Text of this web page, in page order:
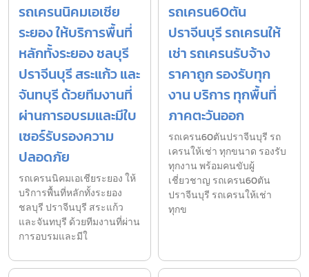
รถเครนนิคมเอเชีย
ระยอง ให้บริการพื้นที่
หลักทั้งระยอง ชลบุรี
ปราจีนบุรี สระแก้ว และ
จันทบุรี ด้วยทีมงานที่
ผ่านการอบรมและมีใบ
เซอร์รับรองความ
ปลอดภัย
รถเครนนิคมเอเชียระยอง ให้
บริการพื้นที่หลักทั้งระยอง
ชลบุรี ปราจีนบุรี สระแก้ว
และจันทบุรี ด้วยทีมงานที่ผ่าน
การอบรมและมีใ
รถเครน60ตัน
ปราจีนบุรี รถเครนให้
เช่า รถเครนรับจ้าง
ราคาถูก รองรับทุก
งาน บริการ ทุกพื้นที่
ภาคตะวันออก
รถเครน60ตันปราจีนบุรี รถ
เครนให้เช่า ทุกขนาด รองรับ
ทุกงาน พร้อมคนขับผู้
เชี่ยวชาญ รถเครน60ตัน
ปราจีนบุรี รถเครนให้เช่า
ทุกข